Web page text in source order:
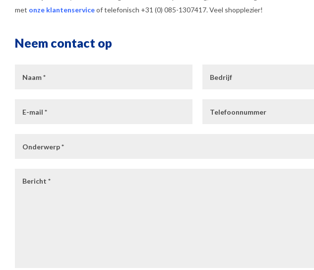
met onze klantenserviceof telefonisch +31 (0) 085-1307417. Veel shopplezier!
Neem contact op